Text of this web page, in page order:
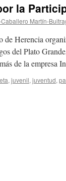
la
Martín-
Herencia
del Plato
de la empresa
, juvenil, juventud,